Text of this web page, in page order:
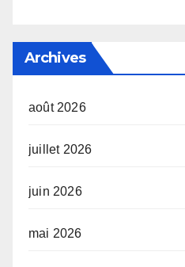
Archives
août 2026
juillet 2026
juin 2026
mai 2026